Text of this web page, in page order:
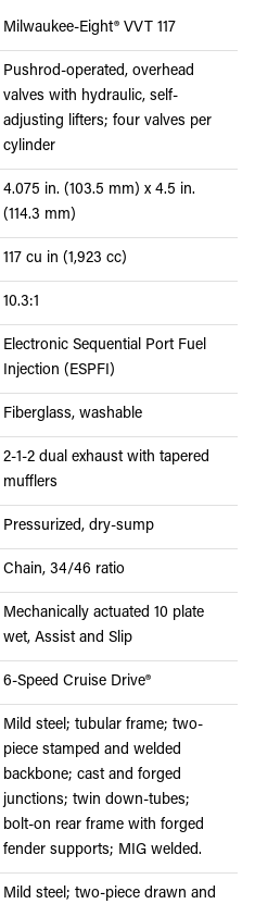
Milwaukee-Eight® VVT 117
Pushrod-operated, overhead
valves with hydraulic, self-
adjusting lifters; four valves per
cylinder
4.075 in. (103.5 mm) x 4.5 in.
(114.3 mm)
117 cu in (1,923 cc)
10.3:1
Electronic Sequential Port Fuel
Injection (ESPFI)
Fiberglass, washable
2-1-2 dual exhaust with tapered
mufflers
Pressurized, dry-sump
Chain, 34/46 ratio
Mechanically actuated 10 plate
wet, Assist and Slip
6-Speed Cruise Drive®
Mild steel; tubular frame; two-
piece stamped and welded
backbone; cast and forged
junctions; twin down-tubes;
bolt-on rear frame with forged
fender supports; MIG welded.
Mild steel; two-piece drawn and